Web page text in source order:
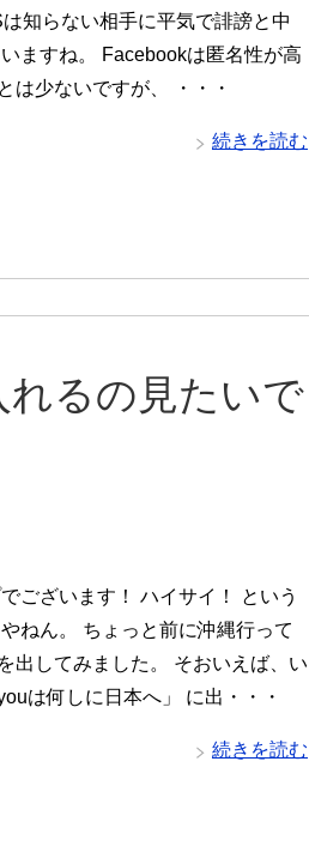
知らない相手に平気で誹謗と中
ますね。 Facebookは匿名性が高
は少ないですが、 ・・・
続きを読む
るの見たいで
ございます！ ハイサイ！ という
ねん。 ちょっと前に沖縄行って
出してみました。 そおいえば、い
は何しに日本へ」 に出・・・
続きを読む